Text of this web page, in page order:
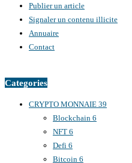
Publier un article
Signaler un contenu illicite
Annuaire
Contact
Categories
CRYPTO MONNAIE 39
Blockchain 6
NFT 6
Defi 6
Bitcoin 6